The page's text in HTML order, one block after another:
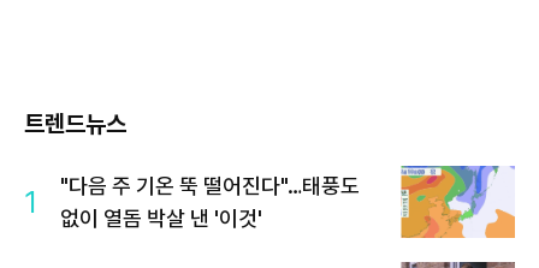
트렌드뉴스
1
"다음 주 기온 뚝 떨어진다"…태풍도
없이 열돔 박살 낸 '이것'